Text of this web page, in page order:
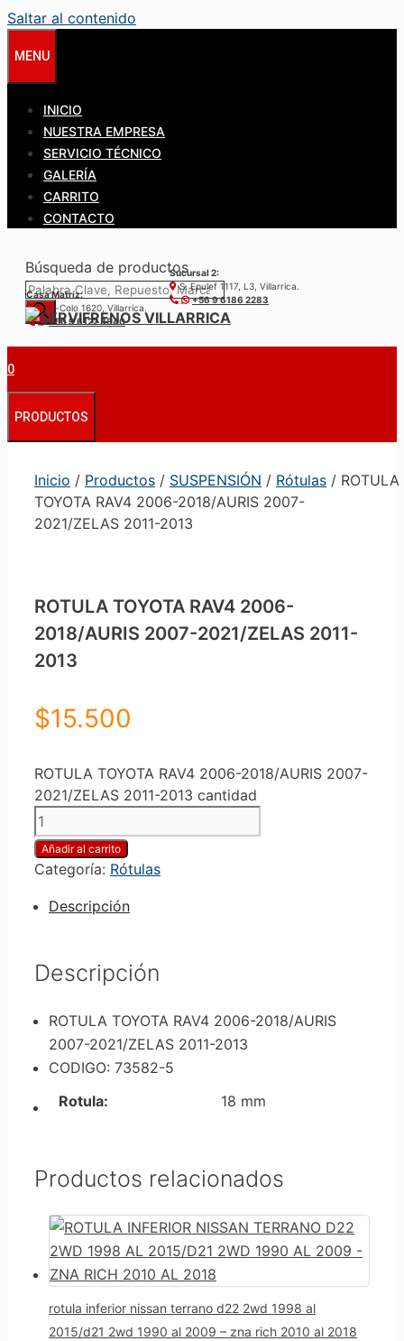
Saltar al contenido
MENU
INICIO
NUESTRA EMPRESA
SERVICIO TÉCNICO
GALERÍA
CARRITO
CONTACTO
Búsqueda de productos
Casa Matríz:
Colo-Colo 1620, Villarrica.
+56 9 6122 3840
Sucursal 2:
S. Epulef 1117, L3, Villarrica.
+56 9 6186 2283
0
PRODUCTOS
Inicio / Productos / SUSPENSIÓN / Rótulas / ROTULA
TOYOTA RAV4 2006-2018/AURIS 2007-
2021/ZELAS 2011-2013
ROTULA TOYOTA RAV4 2006-
2018/AURIS 2007-2021/ZELAS 2011-
2013
$15.500
ROTULA TOYOTA RAV4 2006-2018/AURIS 2007-
2021/ZELAS 2011-2013 cantidad
Añadir al carrito
Categoría: Rótulas
Descripción
Descripción
ROTULA TOYOTA RAV4 2006-2018/AURIS
2007-2021/ZELAS 2011-2013
CODIGO: 73582-5
Rotula:
18 mm
Productos relacionados
rotula inferior nissan terrano d22 2wd 1998 al
2015/d21 2wd 1990 al 2009 – zna rich 2010 al 2018